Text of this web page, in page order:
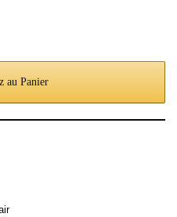
au Panier